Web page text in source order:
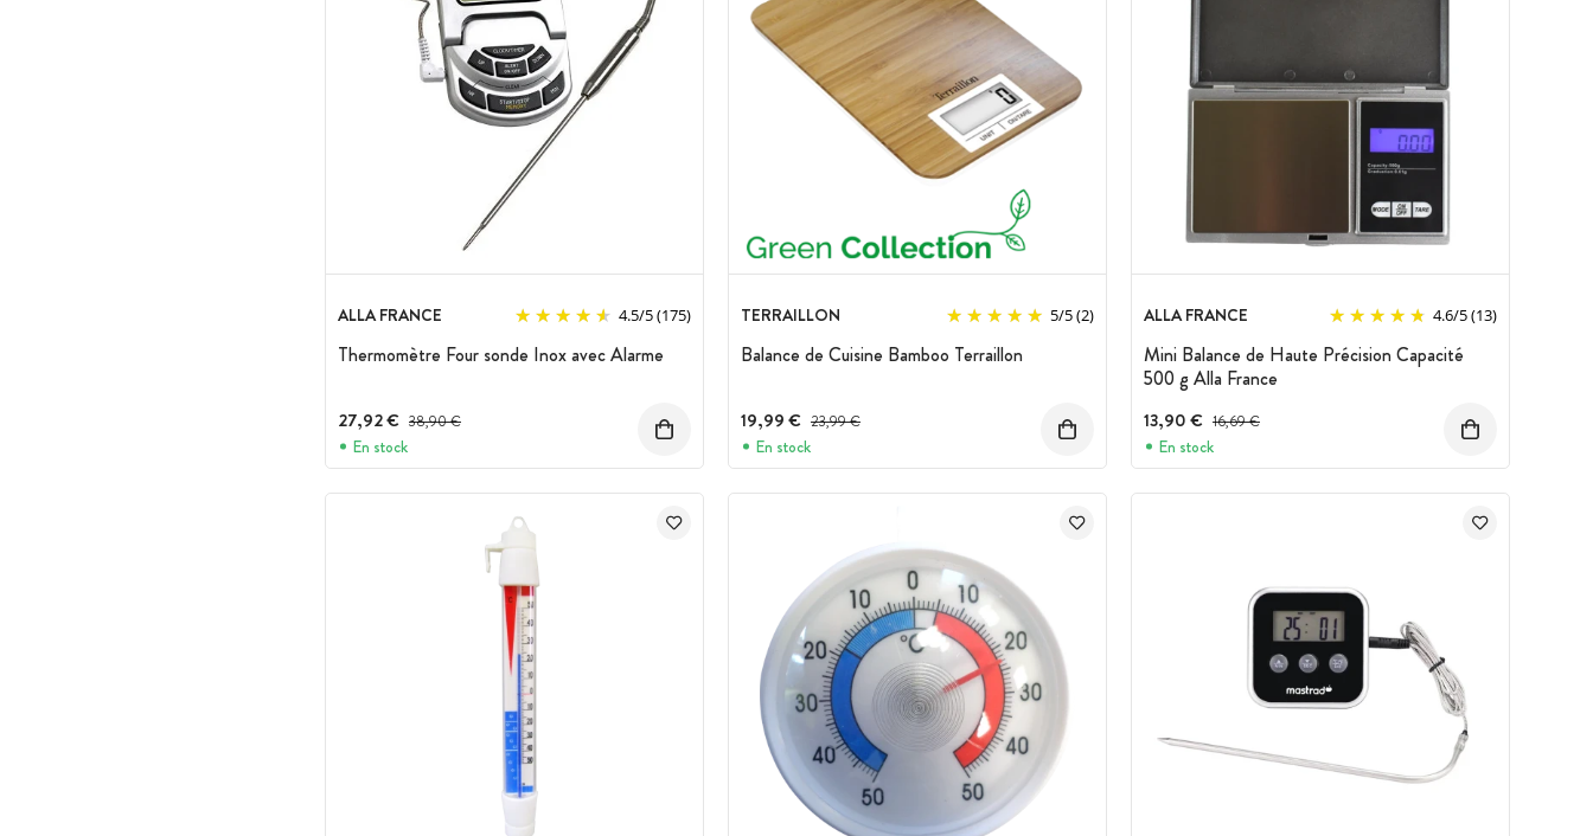
ALLA FRANCE 4.5/5(175)
Thermomètre Four sonde Inox avec Alarme
27,92 € Prix avant réduction :
38,90 €
En stock
TERRAILLON 5/5(2)
Balance de Cuisine Bamboo Terraillon
19,99 € Prix avant réduction :
23,99 €
En stock
ALLA FRANCE 4.6/5(13)
Mini Balance de Haute Précision Capacité
500 g Alla France
13,90 € Prix avant réduction :
16,69 €
En stock